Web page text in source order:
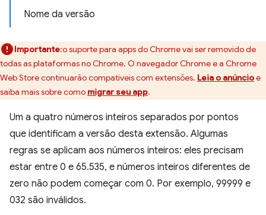
Nome da versão
Importante:o suporte para apps do Chrome vai ser removido de
todas as plataformas no Chrome. O navegador Chrome e a Chrome
Web Store continuarão compatíveis com extensões. Leia o anúncioe
saiba mais sobre como migrar seu app.
Um a quatro números inteiros separados por pontos
que identificam a versão desta extensão. Algumas
regras se aplicam aos números inteiros: eles precisam
estar entre 0 e 65.535, e números inteiros diferentes de
zero não podem começar com 0. Por exemplo, 99999 e
032 são inválidos.